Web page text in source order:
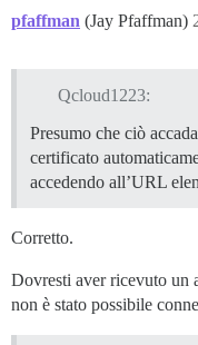
pfaffman (Jay Pfaffman)
Qcloud1223:
Presumo che ciò
certificato
accedendo all’URL
Corretto.
Dovresti aver ricevuto un
non è stato possibile